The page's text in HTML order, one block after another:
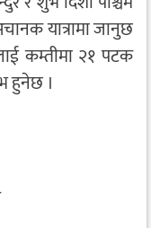
यात्रामा जानुछ
कम्तीमा २१ पटक
हुनेछ ।